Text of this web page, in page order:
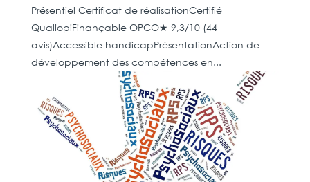
Présentiel Certificat de réalisationCertifié
QualiopiFinançable OPCO★ 9,3/10 (44
avis)Accessible handicapPrésentationAction de
développement des compétences en...